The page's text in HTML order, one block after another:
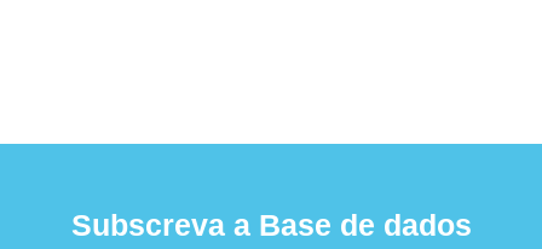
Subscreva a Base de dados